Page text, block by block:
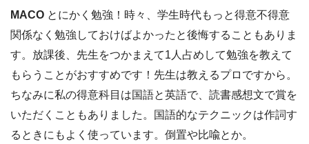
MACO とにかく勉強！時々、学生時代もっと得意不得意
関係なく勉強しておけばよかったと後悔することもありま
す。放課後、先生をつかまえて1人占めして勉強を教えて
もらうことがおすすめです！先生は教えるプロですから。
ちなみに私の得意科目は国語と英語で、読書感想文で賞を
いただくこともありました。国語的なテクニックは作詞す
るときにもよく使っています。倒置や比喩とか。